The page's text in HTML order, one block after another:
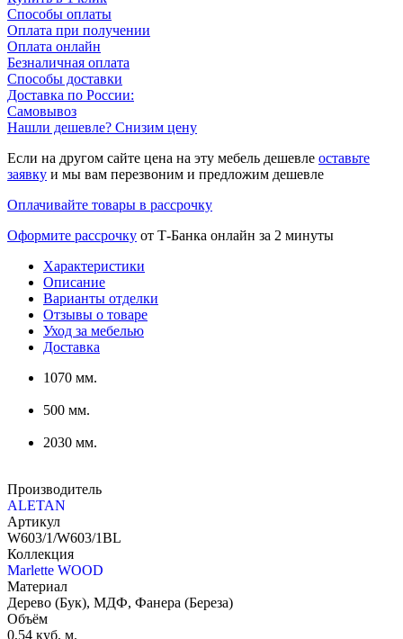
Способы оплаты
Оплата при получении
Оплата онлайн
Безналичная оплата
Способы доставки
Доставка по России:
Самовывоз
Нашли дешевле? Снизим цену
Если на другом сайте цена на эту мебель дешевле оставьте
заявку и мы вам перезвоним и предложим дешевле
Оплачивайте товары в рассрочку
Оформите рассрочку от Т-Банка онлайн за 2 минуты
Характеристики
Описание
Варианты отделки
Отзывы о товаре
Уход за мебелью
Доставка
1070 мм.
500 мм.
2030 мм.
Производитель
ALETAN
Артикул
W603/1/W603/1BL
Коллекция
Marlette WOOD
Материал
Дерево (Бук), МДФ, Фанера (Береза)
Объём
0,54 куб. м.